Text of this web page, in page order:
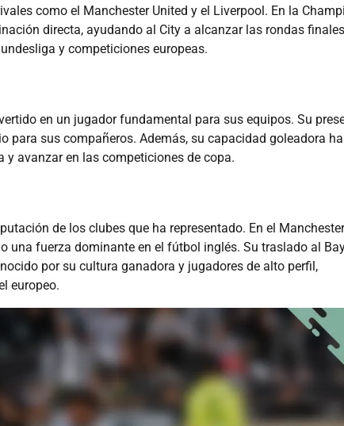
como el Manchester United y el Liverpool. En la
directa, ayudando al City a alcanzar las rondas
y competiciones europeas.
en un jugador fundamental para sus equipos. Su
para sus compañeros. Además, su capacidad goleadora
avanzar en las competiciones de copa.
de los clubes que ha representado. En el
una fuerza dominante en el fútbol inglés. Su traslado al
por su cultura ganadora y jugadores de alto perfil,
europeo.